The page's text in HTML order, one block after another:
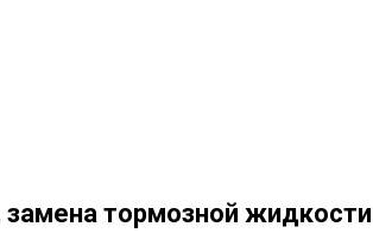
замена тормозной жидкости